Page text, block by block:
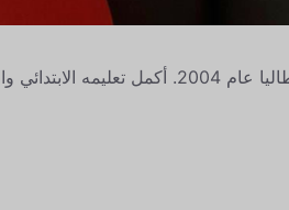
ولدت عائشة ميليسا أوزدوغان في أنطاليا